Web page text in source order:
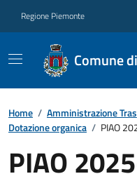
Regione Piemonte
Comune
Home / Amministrazione
Dotazione organica / PIAO
PIAO